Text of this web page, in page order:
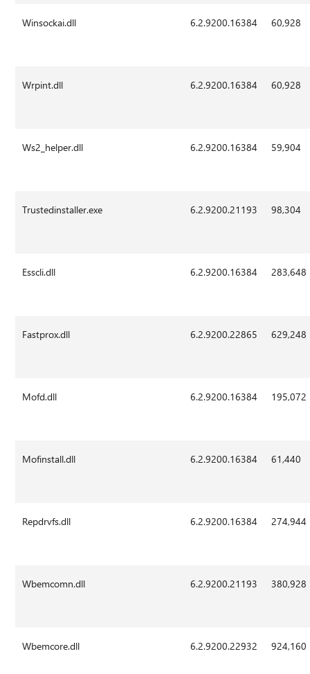
Winsockai.dll 6.2.9200.16384 60,928
Wrpint.dll 6.2.9200.16384 60,928
Ws2_helper.dll 6.2.9200.16384 59,904
Trustedinstaller.exe 6.2.9200.21193 98,304
Esscli.dll 6.2.9200.16384 283,648
Fastprox.dll 6.2.9200.22865 629,248
Mofd.dll 6.2.9200.16384 195,072
Mofinstall.dll 6.2.9200.16384 61,440
Repdrvfs.dll 6.2.9200.16384 274,944
Wbemcomn.dll 6.2.9200.21193 380,928
Wbemcore.dll 6.2.9200.22932 924,160